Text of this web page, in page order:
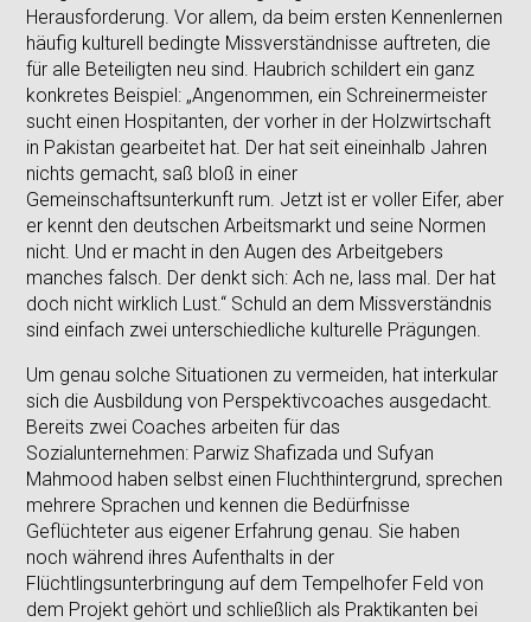
Herausforderung. Vor allem, da beim ersten Kennenlernen
häufig kulturell bedingte Missverständnisse auftreten, die
für alle Beteiligten neu sind. Haubrich schildert ein ganz
konkretes Beispiel: „Angenommen, ein Schreinermeister
sucht einen Hospitanten, der vorher in der Holzwirtschaft
in Pakistan gearbeitet hat. Der hat seit eineinhalb Jahren
nichts gemacht, saß bloß in einer
Gemeinschaftsunterkunft rum. Jetzt ist er voller Eifer, aber
er kennt den deutschen Arbeitsmarkt und seine Normen
nicht. Und er macht in den Augen des Arbeitgebers
manches falsch. Der denkt sich: Ach ne, lass mal. Der hat
doch nicht wirklich Lust.“ Schuld an dem Missverständnis
sind einfach zwei unterschiedliche kulturelle Prägungen.
Um genau solche Situationen zu vermeiden, hat interkular
sich die Ausbildung von Perspektivcoaches ausgedacht.
Bereits zwei Coaches arbeiten für das
Sozialunternehmen: Parwiz Shafizada und Sufyan
Mahmood haben selbst einen Fluchthintergrund, sprechen
mehrere Sprachen und kennen die Bedürfnisse
Geflüchteter aus eigener Erfahrung genau. Sie haben
noch während ihres Aufenthalts in der
Flüchtlingsunterbringung auf dem Tempelhofer Feld von
dem Projekt gehört und schließlich als Praktikanten bei